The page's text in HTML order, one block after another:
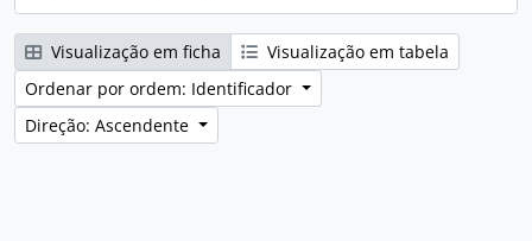
Visualização em ficha
Visualização em tabela
Ordenar por ordem: Identificador
Direção: Ascendente